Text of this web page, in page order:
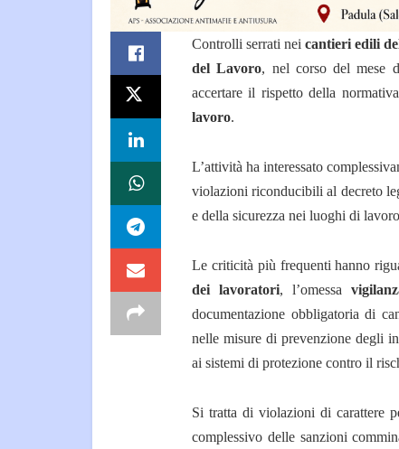
Controlli serrati neicantieri edili
del Lavoro, nel corso del mese
accertare il rispetto della
lavoro.
L’attività ha interessato
violazioni riconducibili al decreto
e della sicurezza nei luoghi di
Le criticità più frequenti hanno
dei lavoratori, l’omessa
documentazione obbligatoria di
nelle misure di prevenzione degli
ai sistemi di protezione contro il
Si tratta di violazioni di carattere
complessivo delle sanzioni